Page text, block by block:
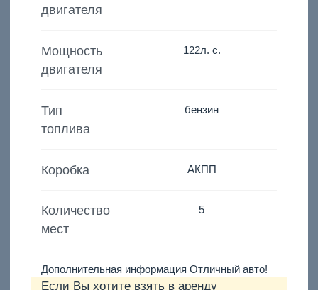
двигателя
Мощность
двигателя
122л. с.
Тип
топлива
бензин
Коробка АКПП
Количество
мест
5
Дополнительная информация Отличный авто!
Если Вы хотите взять в аренду